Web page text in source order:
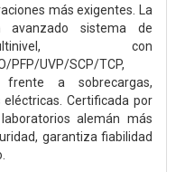
más exigentes. La
avanzado sistema de
con
PFP/UVP/SCP/TCP,
a sobrecargas,
Certificada por
alemán más
garantiza fiabilidad